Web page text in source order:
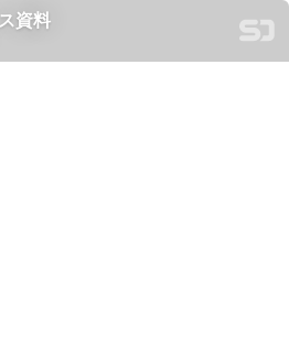
資料